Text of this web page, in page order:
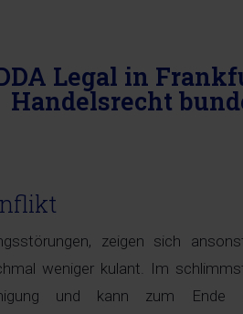
Legal in
Handelsrecht
zeigen sich
weniger kulant. Im
und kann zum Ende